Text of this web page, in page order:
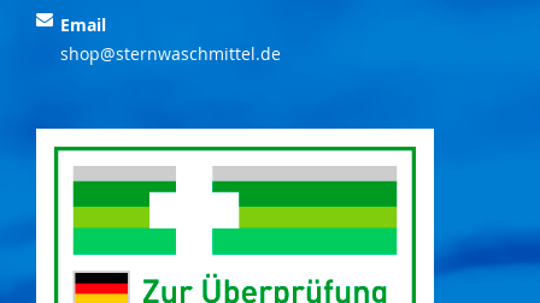
Email
shop@sternwaschmittel.de